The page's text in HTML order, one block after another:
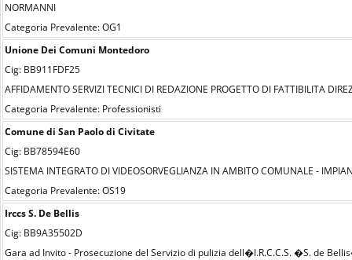
NORMANNI
Categoria Prevalente: OG1
Unione Dei Comuni Montedoro
Cig: BB911FDF25
AFFIDAMENTO SERVIZI TECNICI DI REDAZIONE PROGETTO DI FATTIBILITA
Categoria Prevalente: Professionisti
Comune di San Paolo di Civitate
Cig: BB78594E60
SISTEMA INTEGRATO DI VIDEOSORVEGLIANZA IN AMBITO COMUNALE -
Categoria Prevalente: OS19
Irccs S. De Bellis
Cig: BB9A35502D
Gara ad Invito - Prosecuzione del Servizio di pulizia dell�I.R.C.C.S. �S. de